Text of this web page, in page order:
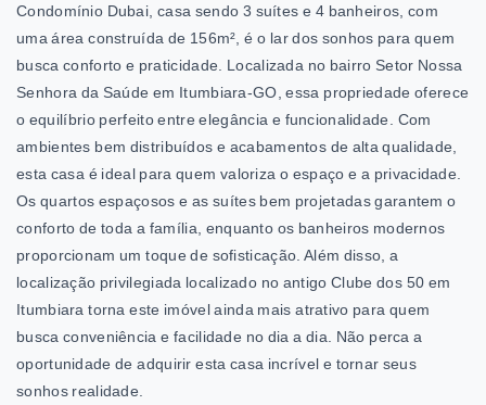
Condomínio Dubai, casa sendo 3 suítes e 4 banheiros, com
uma área construída de 156m², é o lar dos sonhos para quem
busca conforto e praticidade. Localizada no bairro Setor Nossa
Senhora da Saúde em Itumbiara-GO, essa propriedade oferece
o equilíbrio perfeito entre elegância e funcionalidade. Com
ambientes bem distribuídos e acabamentos de alta qualidade,
esta casa é ideal para quem valoriza o espaço e a privacidade.
Os quartos espaçosos e as suítes bem projetadas garantem o
conforto de toda a família, enquanto os banheiros modernos
proporcionam um toque de sofisticação. Além disso, a
localização privilegiada localizado no antigo Clube dos 50 em
Itumbiara torna este imóvel ainda mais atrativo para quem
busca conveniência e facilidade no dia a dia. Não perca a
oportunidade de adquirir esta casa incrível e tornar seus
sonhos realidade.